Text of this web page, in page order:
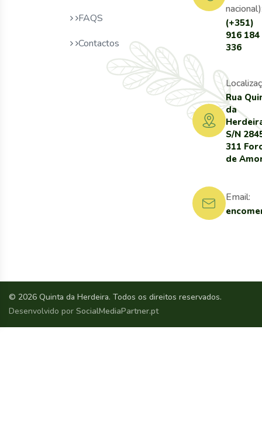
FAQS
Contactos
(+351)
916 184
336
Rua
da
S/N
311
de
Email:
© 2026 Quinta da Herdeira. Todos os direitos reservados.
Desenvolvido por SocialMediaPartner.pt